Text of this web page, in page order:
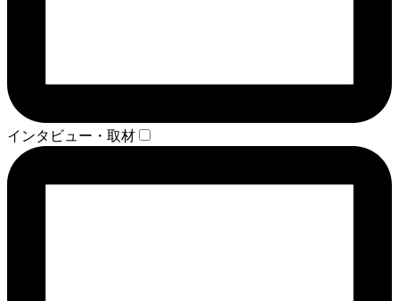
インタビュー・取材